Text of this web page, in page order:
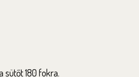
sütőt 180 fokra.